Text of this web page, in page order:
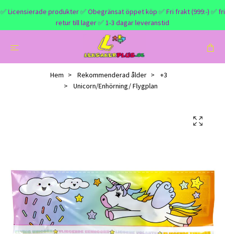
✅ Licensierade produkter ✅ Obegränsat öppet köp ✅ Fri frakt (999:-) ✅ fri
retur till lager ✅ 1-3 dagar leveranstid
Hem Rekommenderad ålder
+3
Unicorn/Enhörning/ Flygplan